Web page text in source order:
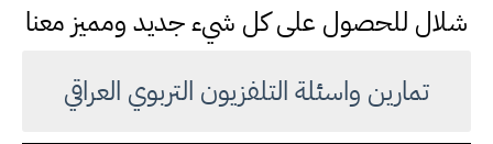
شلال للحصول على كل شيء جديد ومميز معنا
تمارين واسئلة التلفزيون التربوي العراقي